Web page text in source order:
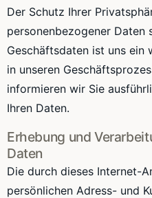
Der Schutz Ihrer
personenbezogener Daten
Geschäftsdaten ist uns ein
in unseren
informieren wir Sie
Ihren Daten.
Erhebung und
Daten
Die durch dieses Internet-
persönlichen Adress- und